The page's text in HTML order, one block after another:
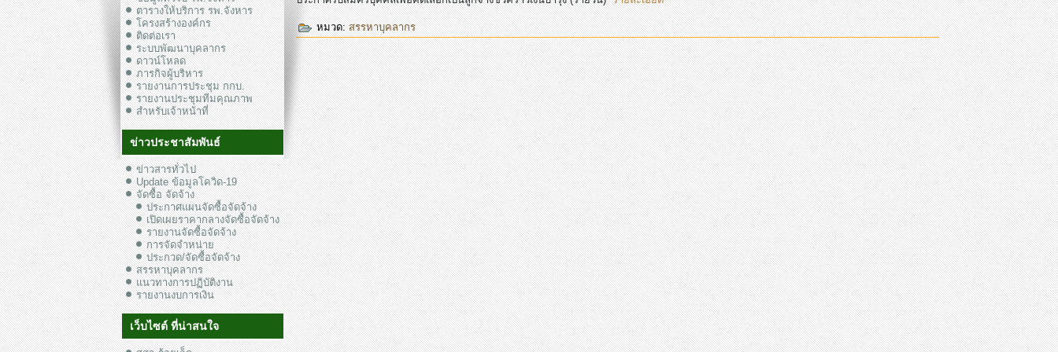
ตารางให้บริการ รพ.จังหาร
โครงสร้างองค์กร
ติดต่อเรา
ระบบพัฒนาบุคลากร
ดาวน์โหลด
ภารกิจผู้บริหาร
รายงานการประชุม กกบ.
รายงานประชุมทีมคุณภาพ
สำหรับเจ้าหน้าที่
ข่าวประชาสัมพันธ์
ข่าวสารทั่วไป
Update ข้อมูลโควิด-19
จัดซื้อ จัดจ้าง
ประกาศแผนจัดซื้อจัดจ้าง
เปิดเผยราคากลางจัดซื้อจัดจ้าง
รายงานจัดซื้อจัดจ้าง
การจัดจำหน่าย
ประกวด/จัดซื้อจัดจ้าง
สรรหาบุคลากร
แนวทางการปฏิบัติงาน
รายงานงบการเงิน
เว็บไซต์ ที่น่าสนใจ
หมวด:สรรหาบุคลากร